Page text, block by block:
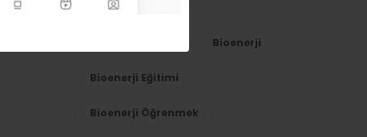
Başmelek Mikail
Bioenerji
Bioenerji Eğitimi
Bioenerji Öğrenmek